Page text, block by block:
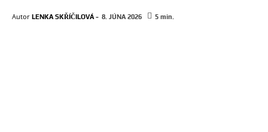
Autor LENKA SKŘÍČILOVÁ - 8. JÚNA 2026 5 min.